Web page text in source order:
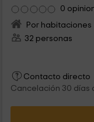
0
Por habitaciones
32 personas
Contacto directo
Cancelación 30 días